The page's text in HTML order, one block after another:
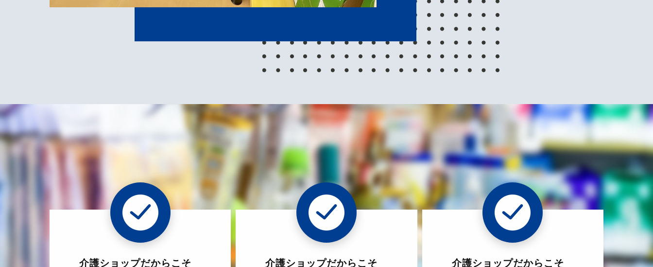
介護ショップだからこそ 介護ショップだからこそ 介護ショップだからこそ